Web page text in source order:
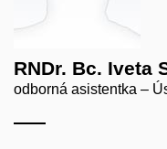
RNDr. Bc. Iveta
odborná asistentka –